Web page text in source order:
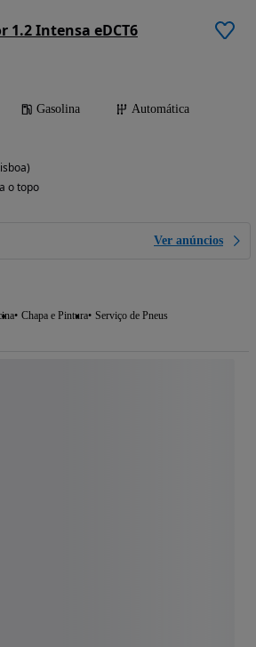
1.2 Intensa eDCT6
Gasolina
Automática
o topo
Ver anúncios
Chapa e Pintura Serviço de Pneus